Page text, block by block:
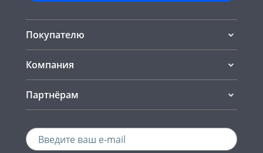
Покупателю
Компания
Партнёрам